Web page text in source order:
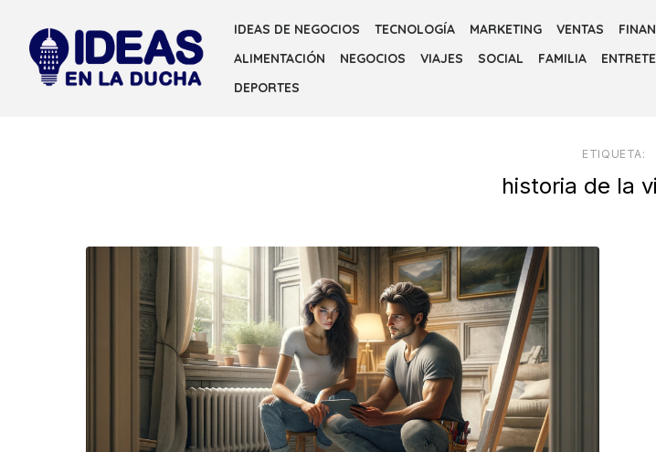
content
IDEAS DE NEGOCIOS TECNOLOGÍA MARKETING VENTAS
ALIMENTACIÓN
NEGOCIOS VIAJES SOCIAL FAMILIA
DEPORTES
ETIQUETA:
historia de la